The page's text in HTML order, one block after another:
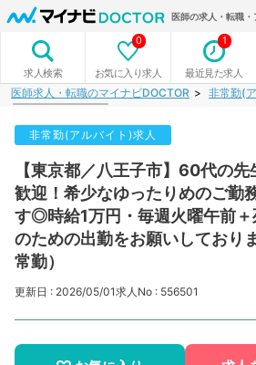
医師の求人・転職
求人検索 お気に入り求人
0
最近見た求人
1
医師求人・転職のマイナビDOCTOR 非常勤(
非常勤(アルバイト)求人
【東京都／八王子市】60代の
歓迎！希少なゆったりめのご勤
す◎時給1万円・毎週火曜午前
のための出勤をお願いしており
常勤）
更新日 : 2026/05/01求人No : 556501